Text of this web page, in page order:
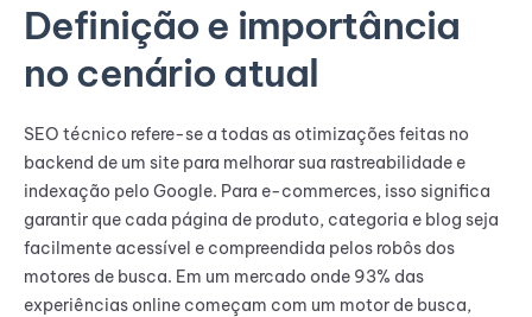
Definição e importância
no cenário atual
SEO técnico refere-se a todas as otimizações feitas no
backend de um site para melhorar sua rastreabilidade e
indexação pelo Google. Para e-commerces, isso significa
garantir que cada página de produto, categoria e blog seja
facilmente acessível e compreendida pelos robôs dos
motores de busca. Em um mercado onde 93% das
experiências online começam com um motor de busca,